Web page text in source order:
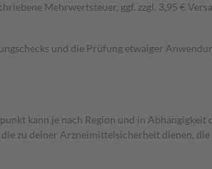
Mehrwertsteuer, ggf. zzgl. 3,95 €
und die Prüfung etwaiger
kann je nach Region und in Abhängigkeit
zu deiner Arzneimittelsicherheit dienen,